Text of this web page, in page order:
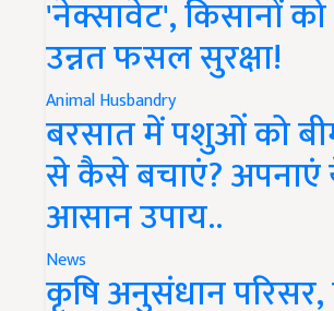
'नेक्सावेट', किसानों
उन्नत फसल सुरक्षा!
Animal Husbandry
बरसात में पशुओं को
से कैसे बचाएं? अपनाएं
आसान उपाय..
News
कृषि अनुसंधान परिसर,